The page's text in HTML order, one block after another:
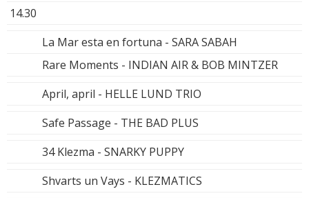
14.30
La Mar esta en fortuna - SARA SABAH
Rare Moments - INDIAN AIR & BOB MINTZER
April, april - HELLE LUND TRIO
Safe Passage - THE BAD PLUS
34 Klezma - SNARKY PUPPY
Shvarts un Vays - KLEZMATICS